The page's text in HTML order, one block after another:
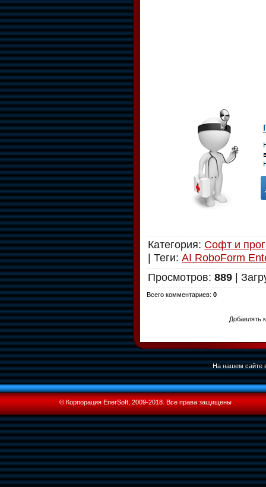
Категория: Софт и
| Теги: AI RoboForm
Просмотров: 889 |
Всего комментариев: 0
Добавлять
На нашем сайте
© Корпорация EnerSoft, 2009-2018. Все права защищены